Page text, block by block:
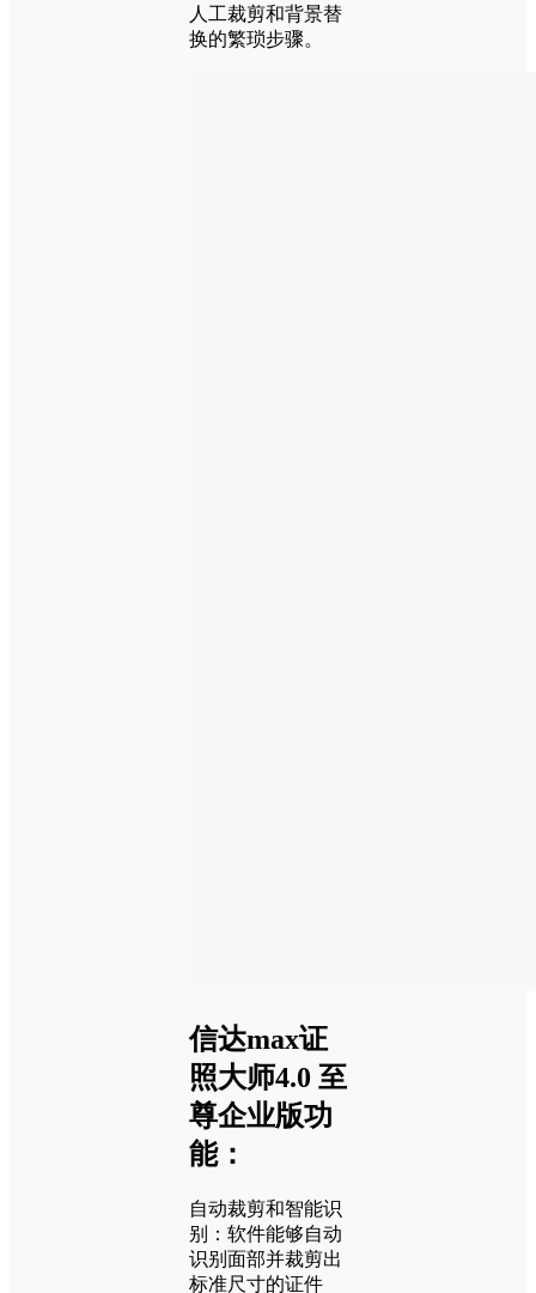
人工裁剪和背景替
换的繁琐步骤。
信达max证
照大师4.0 至
尊企业版功
能：
自动裁剪和智能识
别：软件能够自动
识别面部并裁剪出
标准尺寸的证件